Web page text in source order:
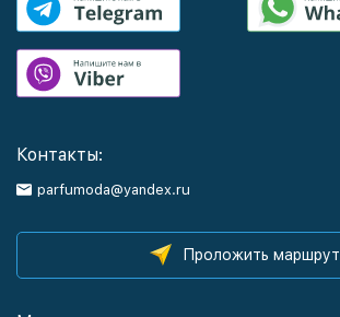
Контакты:
parfumoda@yandex.ru
Проложить маршрут